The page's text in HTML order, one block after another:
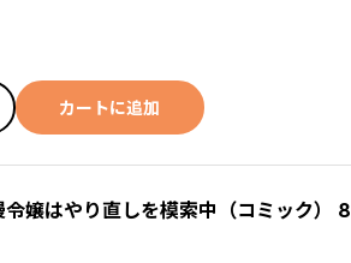
カートに追加
嬢はやり直しを模索中（コミック） 8